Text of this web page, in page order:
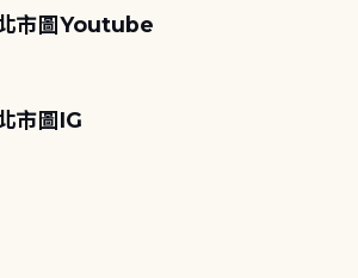
市圖Youtube
市圖IG